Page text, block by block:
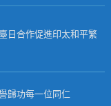
日合作促進印太和平繁
歸功每一位同仁